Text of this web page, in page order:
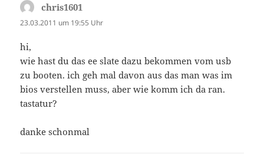
chris1601
23.03.2011 um 19:55 Uhr
hi,
wie hast du das ee slate dazu bekommen vom usb
zu booten. ich geh mal davon aus das man was im
bios verstellen muss, aber wie komm ich da ran.
tastatur?
danke schonmal